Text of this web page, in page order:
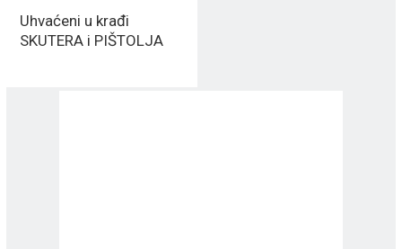
Uhvaćeni u krađi
SKUTERA i PIŠTOLJA